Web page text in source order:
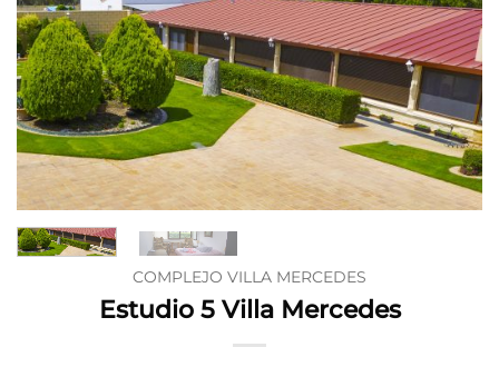
COMPLEJO VILLA MERCEDES
Estudio 5 Villa Mercedes